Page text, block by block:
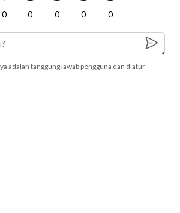
0 0 0 0 0
adalah tanggung jawab pengguna dan diatur